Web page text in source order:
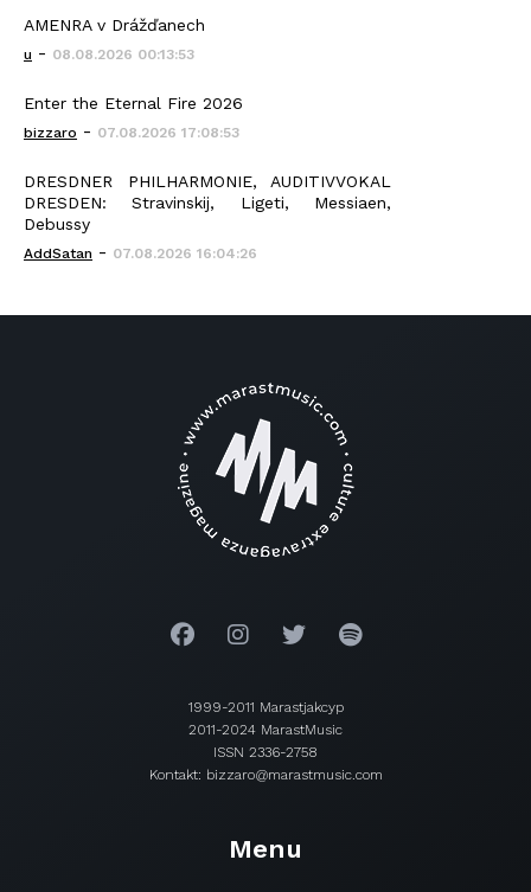
AMENRA v Drážďanech
u - 08.08.2026 00:13:53
Enter the Eternal Fire 2026
bizzaro - 07.08.2026 17:08:53
DRESDNER PHILHARMONIE, AUDITIVVOKAL
DRESDEN: Stravinskij, Ligeti, Messiaen,
Debussy
AddSatan - 07.08.2026 16:04:26
1999-2011 Marastjakcyp
2011-2024 MarastMusic
ISSN 2336-2758
Kontakt: bizzaro@marastmusic.com
Menu